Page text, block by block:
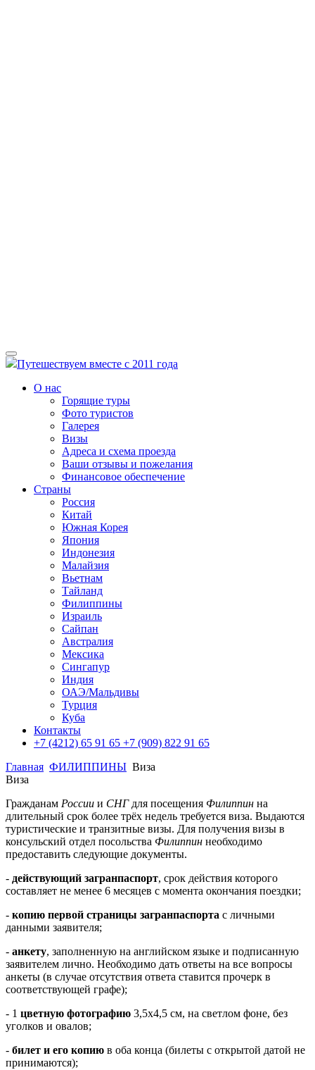
Путешествуем вместе с 2011 года
О нас
Горящие туры
Фото туристов
Галерея
Визы
Адреса и схема проезда
Ваши отзывы и пожелания
Финансовое обеспечение
Страны
Россия
Китай
Южная Корея
Япония
Индонезия
Малайзия
Вьетнам
Тайланд
Филиппины
Израиль
Сайпан
Австралия
Мексика
Сингапур
Индия
ОАЭ/Мальдивы
Турция
Куба
Контакты
+7 (4212) 65 91 65 +7 (909) 822 91 65
Главная ФИЛИППИНЫ Виза
Виза
Гражданам России и СНГдля посещения Филиппин на
длительный срок более трёх недель требуется виза. Выдаются
туристические и транзитные визы. Для получения визы в
консульский отдел посольства Филиппин необходимо
предоставить следующие документы.
- действующий загранпаспорт, срок действия которого
составляет не менее 6 месяцев с момента окончания поездки;
- копию первой страницы загранпаспорта с личными
данными заявителя;
- анкету, заполненную на английском языке и подписанную
заявителем лично. Необходимо дать ответы на все вопросы
анкеты (в случае отсутствия ответа ставится прочерк в
соответствующей графе);
- 1 цветную фотографию 3,5х4,5 см, на светлом фоне, без
уголков и овалов;
- билет и его копию в оба конца (билеты с открытой датой не
принимаются);